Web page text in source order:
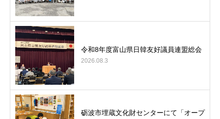
令和8年度富山県日韓友好議員連盟総会
2026.08.3
砺波市埋蔵文化財センターにて「オープ